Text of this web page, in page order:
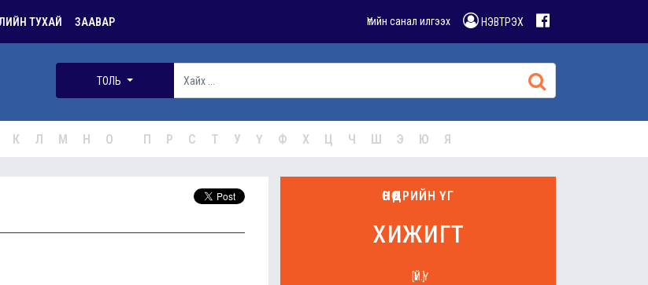
ТУХАЙ ЗААВАР Үгийн санал илгээх НЭВТРЭХ
ТОЛЬ
К Л М Н О П Р С Т У Ү Ф Х Ц Ч Ш Э Ю Я
ӨНӨӨДРИЙН ҮГ
хижигт
[ҮЙ.Ү]